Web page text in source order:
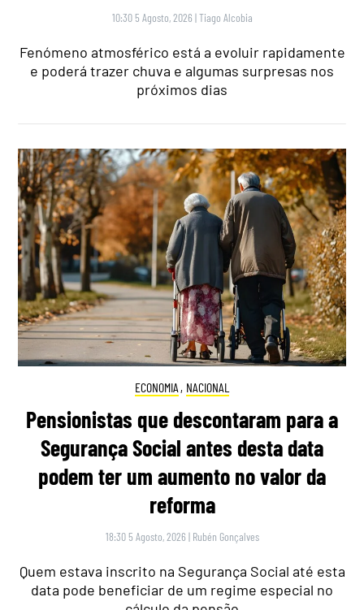
10:30 5 Agosto, 2026 |Tiago Alcobia
Fenómeno atmosférico está a evoluir rapidamente
e poderá trazer chuva e algumas surpresas nos
próximos dias
ECONOMIA , NACIONAL
Pensionistas que descontaram para a
Segurança Social antes desta data
podem ter um aumento no valor da
reforma
18:30 5 Agosto, 2026 | Rubén Gonçalves
Quem estava inscrito na Segurança Social até esta
data pode beneficiar de um regime especial no